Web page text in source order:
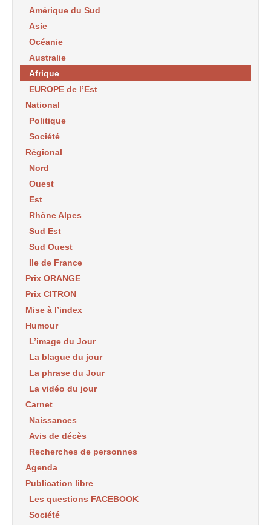
Amérique du Sud
Asie
Océanie
Australie
Afrique
EUROPE de l’Est
National
Politique
Société
Régional
Nord
Ouest
Est
Rhône Alpes
Sud Est
Sud Ouest
Ile de France
Prix ORANGE
Prix CITRON
Mise à l’index
Humour
L’image du Jour
La blague du jour
La phrase du Jour
La vidéo du jour
Carnet
Naissances
Avis de décès
Recherches de personnes
Agenda
Publication libre
Les questions FACEBOOK
Société